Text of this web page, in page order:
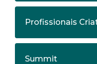
Profissionais
Summit